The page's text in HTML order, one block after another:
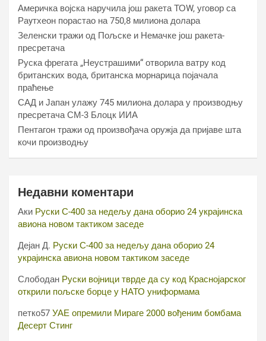
Америчка војска наручила још ракета ТОW, уговор са
Раyтхеон порастао на 750,8 милиона долара
Зеленски тражи од Пољске и Немачке још ракета-
пресретача
Руска фрегата „Неустрашими“ отворила ватру код
британских вода, британска морнарица појачала
праћење
САД и Јапан улажу 745 милиона долара у производњу
пресретача СМ-3 Блоцк ИИА
Пентагон тражи од произвођача оружја да пријаве шта
кочи производњу
Недавни коментари
Аки Руски С-400 за недељу дана оборио 24 украјинска
авиона новом тактиком заседе
Дејан Д. Руски С-400 за недељу дана оборио 24
украјинска авиона новом тактиком заседе
Слободан Руски војници тврде да су код Краснојарског
открили пољске борце у НАТО униформама
петко57 УАЕ опремили Мираге 2000 вођеним бомбама
Десерт Стинг